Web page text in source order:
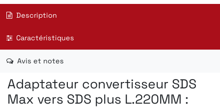
Description
Caractéristiques
Avis et notes
Adaptateur convertisseur SDS
Max vers SDS plus L.220MM :